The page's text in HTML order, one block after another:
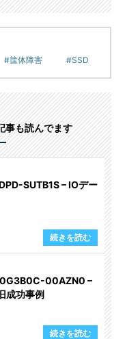
筺体障害 SSD
事も読んでます
SUTB1S – IOデー
続きを読む
00AZN0 –
成功事例
続きを読む